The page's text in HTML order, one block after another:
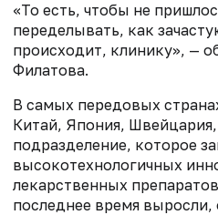
«То есть, чтобы не
переделывать, как
происходит, клинику», —
Филатова.
В самых передовых
Китай, Япония, Швейцария,
подразделение, которое
высокотехнологичных
лекарственных
последнее время выросли,